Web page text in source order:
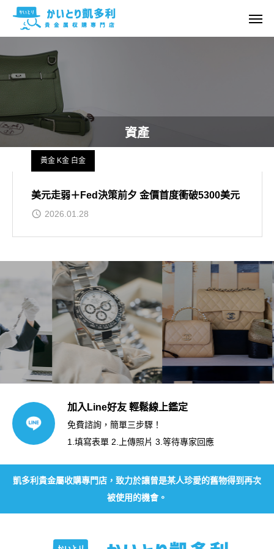
資產
黃金 K金 白金
美元走弱＋Fed決策前夕 金價首度衝破5300美元
2026.01.28
加入Line好友 輕鬆線上鑑定
免費諮詢，簡單三步驟！
1.填寫表單 2.上傳照片 3.等待專家回應
凱多利貴金屬收購專門店，致力於讓曾是某人珍愛的舊物得到再次
被使用的機會。